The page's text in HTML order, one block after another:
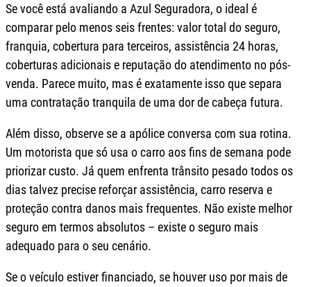
Se você está avaliando a Azul Seguradora, o ideal é
comparar pelo menos seis frentes: valor total do seguro,
franquia, cobertura para terceiros, assistência 24 horas,
coberturas adicionais e reputação do atendimento no pós-
venda. Parece muito, mas é exatamente isso que separa
uma contratação tranquila de uma dor de cabeça futura.
Além disso, observe se a apólice conversa com sua rotina.
Um motorista que só usa o carro aos fins de semana pode
priorizar custo. Já quem enfrenta trânsito pesado todos os
dias talvez precise reforçar assistência, carro reserva e
proteção contra danos mais frequentes. Não existe melhor
seguro em termos absolutos – existe o seguro mais
adequado para o seu cenário.
Se o veículo estiver financiado, se houver uso por mais de